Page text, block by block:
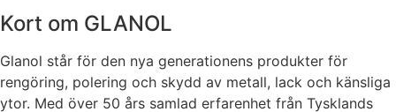
Kort om GLANOL
Glanol står för den nya generationens produkter för
rengöring, polering och skydd av metall, lack och känsliga
ytor. Med över 50 års samlad erfarenhet från Tysklands